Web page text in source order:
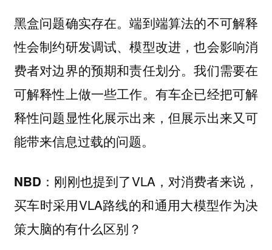
黑盒问题确实存在。端到端算法的不可解释
性会制约研发调试、模型改进，也会影响消
费者对边界的预期和责任划分。我们需要在
可解释性上做一些工作。有车企已经把可解
释性问题显性化展示出来，但展示出来又可
能带来信息过载的问题。
NBD： 刚刚也提到了VLA，对消费者来说，
买车时采用VLA路线的和通用大模型作为决
策大脑的有什么区别？